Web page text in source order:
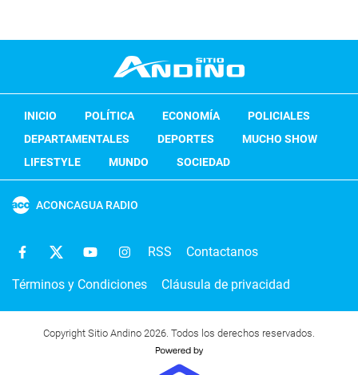
INICIO POLÍTICA ECONOMÍA
POLICIALES
DEPARTAMENTALES
DEPORTES
MUCHO SHOW
LIFESTYLE
MUNDO SOCIEDAD
ACONCAGUA RADIO
RSS Contactanos
Términos y Condiciones Cláusula de privacidad
Copyright Sitio Andino 2026. Todos los derechos reservados.